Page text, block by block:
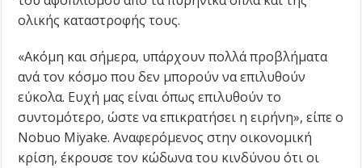
ολικής καταστροφής τους.
«Ακόμη και σήμερα, υπάρχουν πολλά προβλήματα
ανά τον κόσμο που δεν μπορούν να επιλυθούν
εύκολα. Ευχή μας είναι όπως επιλυθούν το
συντομότερο, ώστε να επικρατήσει η ειρήνη», είπε ο
Nobuo Miyake. Αναφερόμενος στην οικονομική
κρίση, έκρουσε τον κώδωνα του κινδύνου ότι οι